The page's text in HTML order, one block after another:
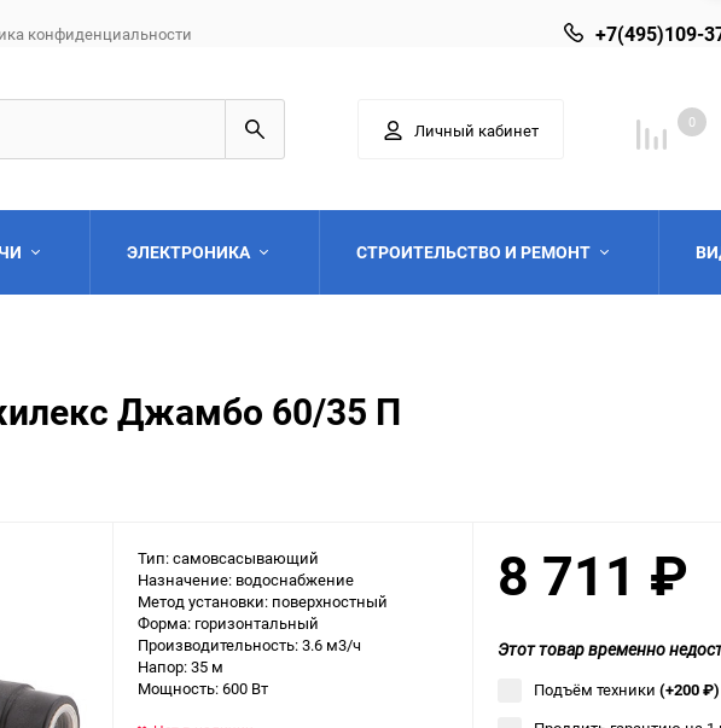
конфиденциальности +7(495)109-
Личный кабинет 0
Выберите категорию
Выберите категорию
ЭЛЕКТРОНИКА СТРОИТЕЛЬСТВО И РЕМОНТ
Выберите категорию
Джамбо 60/35 П
Тип: самовсасывающий
Назначение: водоснабжение
Метод установки: поверхностный
Форма: горизонтальный
Производительность: 3.6 м3/ч
Напор: 35 м
Мощность: 600 Вт
8 711 ₽
Этот товар временно
Подъём техники (+200₽)